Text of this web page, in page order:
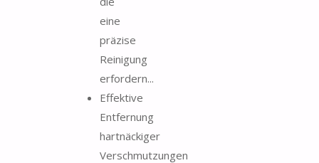
eine
präzise
Reinigung
erfordern...
Effektive
Entfernung
hartnäckiger
Verschmutzungen